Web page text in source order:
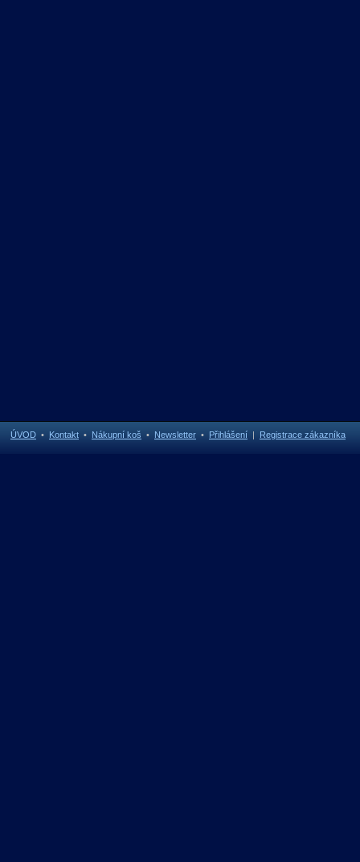
ÚVOD • Kontakt • Nákupní koš • Newsletter • Přihlášení | Registrace zákazníka